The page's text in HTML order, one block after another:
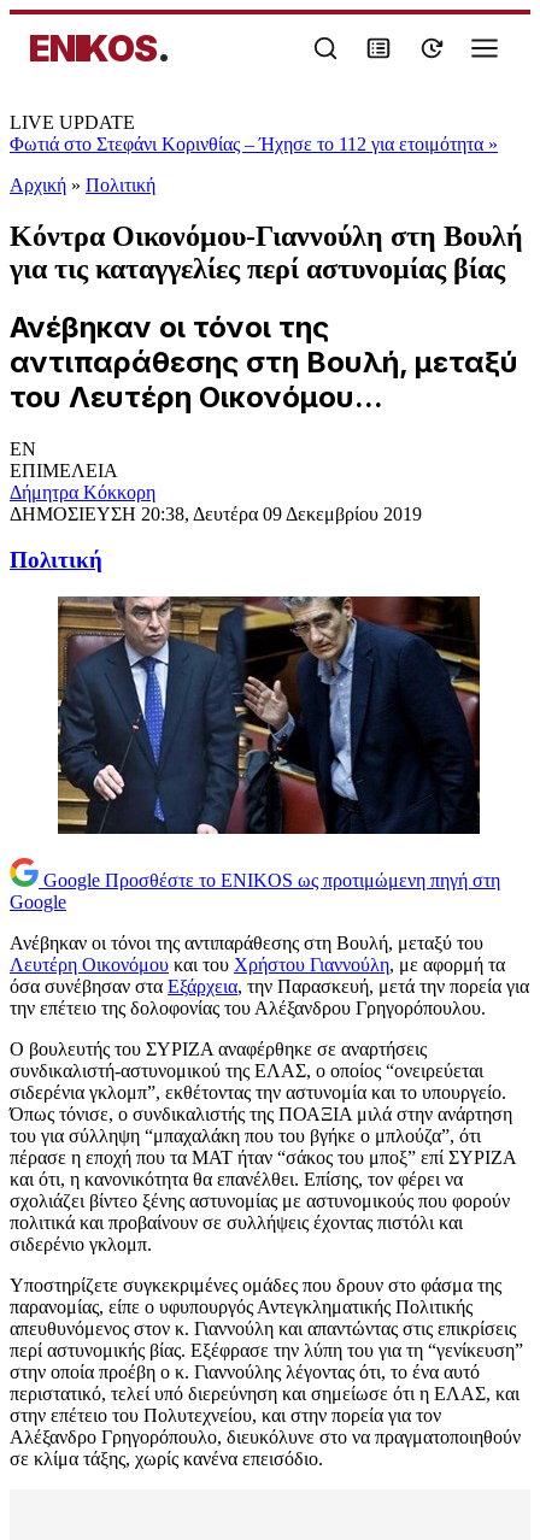
ENIKOS.
LIVE UPDATE
Φωτιά στο Στεφάνι Κορινθίας – Ήχησε το 112 για ετοιμότητα »
Αρχική » Πολιτική
Κόντρα Οικονόμου-Γιαννούλη στη Βουλή
για τις καταγγελίες περί αστυνομίας βίας
Ανέβηκαν οι τόνοι της
αντιπαράθεσης στη Βουλή, μεταξύ
του Λευτέρη Οικονόμου...
EN
ΕΠΙΜΕΛΕΙΑ
Δήμητρα Κόκκορη
ΔΗΜΟΣΙΕΥΣΗ 20:38, Δευτέρα 09 Δεκεμβρίου 2019
Πολιτική
Google Προσθέστε το ENIKOS ως προτιμώμενη πηγή στη
Google
Ανέβηκαν οι τόνοι της αντιπαράθεσης στη Βουλή, μεταξύ του
Λευτέρη Οικονόμου και του Χρήστου Γιαννούλη, με αφορμή τα
όσα συνέβησαν στα Εξάρχεια, την Παρασκευή, μετά την πορεία για
την επέτειο της δολοφονίας του Αλέξανδρου Γρηγορόπουλου.
Ο βουλευτής του ΣΥΡΙΖΑ αναφέρθηκε σε αναρτήσεις
συνδικαλιστή-αστυνομικού της ΕΛΑΣ, ο οποίος “ονειρεύεται
σιδερένια γκλομπ”, εκθέτοντας την αστυνομία και το υπουργείο.
Όπως τόνισε, ο συνδικαλιστής της ΠΟΑΞΙΑ μιλά στην ανάρτηση
του για σύλληψη “μπαχαλάκη που του βγήκε ο μπλούζα”, ότι
πέρασε η εποχή που τα ΜΑΤ ήταν “σάκος του μποξ” επί ΣΥΡΙΖΑ
και ότι, η κανονικότητα θα επανέλθει. Επίσης, τον φέρει να
σχολιάζει βίντεο ξένης αστυνομίας με αστυνομικούς που φορούν
πολιτικά και προβαίνουν σε συλλήψεις έχοντας πιστόλι και
σιδερένιο γκλομπ.
Υποστηρίζετε συγκεκριμένες ομάδες που δρουν στο φάσμα της
παρανομίας, είπε ο υφυπουργός Αντεγκληματικής Πολιτικής
απευθυνόμενος στον κ. Γιαννούλη και απαντώντας στις επικρίσεις
περί αστυνομικής βίας. Εξέφρασε την λύπη του για τη “γενίκευση”
στην οποία προέβη ο κ. Γιαννούλης λέγοντας ότι, το ένα αυτό
περιστατικό, τελεί υπό διερεύνηση και σημείωσε ότι η ΕΛΑΣ, και
στην επέτειο του Πολυτεχνείου, και στην πορεία για τον
Αλέξανδρο Γρηγορόπουλο, διευκόλυνε στο να πραγματοποιηθούν
σε κλίμα τάξης, χωρίς κανένα επεισόδιο.